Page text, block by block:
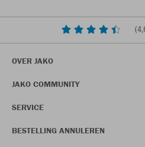
(
OVER JAKO
JAKO COMMUNITY
SERVICE
BESTELLING ANNULEREN